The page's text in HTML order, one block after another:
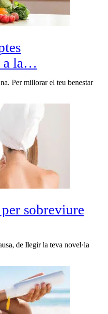
a la…
Per millorar el teu benestar
sobreviure
de llegir la teva novel·la